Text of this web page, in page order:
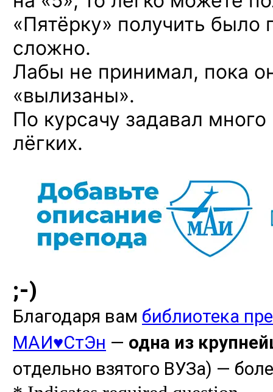
«Пятёрку» получить было
сложно.
Лабы не принимал, пока
«вылизаны».
По курсачу задавал
лёгких.